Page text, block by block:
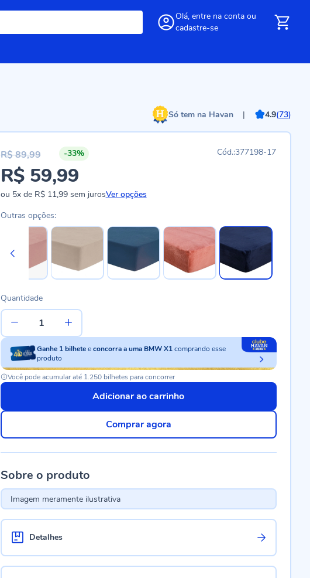
Olá, entre na conta ou
cadastre-se
Só tem na Havan | 4.9(73)
-33% 377198-17
Preço
especial
R$ 59,99
R$ 89,99
ou 5xde R$ 11,99sem jurosVer opções
Outras opções:
Quantidade
Ganhe 1 bilhete econcorra a uma BMW X1comprando esse
produto
Você pode acumular até 1.250 bilhetes para concorrer
Adicionar ao carrinho
Comprar agora
Sobre o produto
Imagem meramente ilustrativa
Detalhes